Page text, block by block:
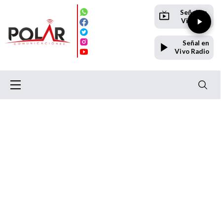
Señal en
Vivo TV
Señal en
Vivo Radio